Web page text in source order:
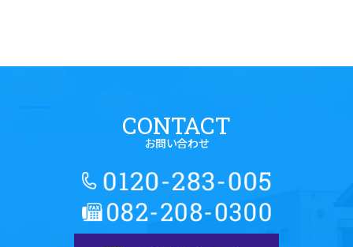
CONTACT
お問い合わせ